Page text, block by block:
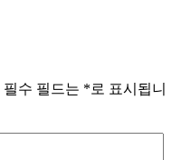
필수 필드는 *로 표시됩니